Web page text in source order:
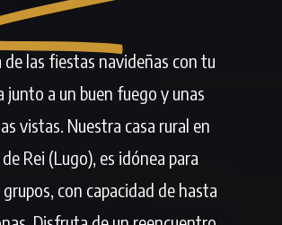
las fiestas navideñas con tu
junto a un buen fuego y unas
vistas. Nuestra casa rural en
de Rei (Lugo), es idónea para
con capacidad de hasta